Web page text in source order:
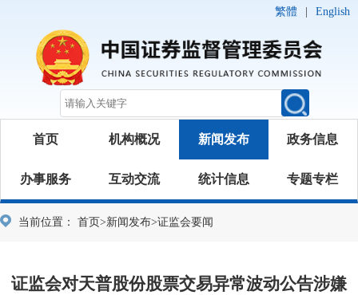
繁體 English
首页 机构概况 新闻发布 政务信息
办事服务 互动交流 统计信息 专题专栏
当前位置： 首页>新闻发布>证监会要闻
证监会对天普股份股票交易异常波动公告涉嫌